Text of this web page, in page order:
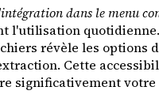
dans le menu
l'utilisation
révèle les options
Cette
significativement votre